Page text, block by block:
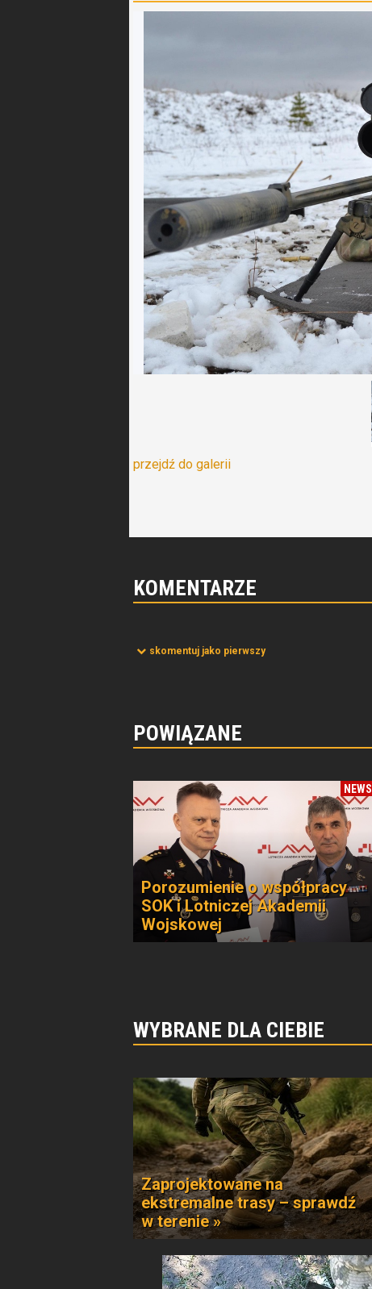
przejdź do galerii
KOMENTARZE
skomentuj jako pierwszy
POWIĄZANE
NEWS
Porozumienie o współpracy
SOK i Lotniczej Akademii
Wojskowej
WYBRANE DLA CIEBIE
Zaprojektowane na
ekstremalne trasy – sprawdź
w terenie »